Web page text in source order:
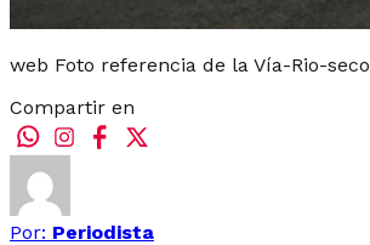
web Foto referencia de la Vía-Rio-seco
Compartir en
Por: Periodista